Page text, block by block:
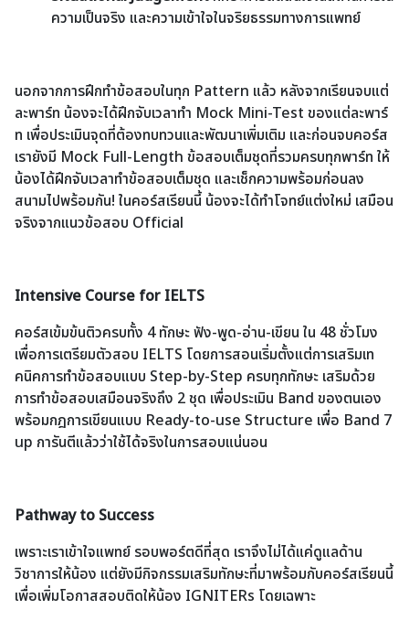
ความเป็นจริง และความเข้าใจในจริยธรรมทางการแพทย์
นอกจากการฝึกทำข้อสอบในทุก Pattern แล้ว หลังจากเรียนจบแต่
ละพาร์ท น้องจะได้ฝึกจับเวลาทำ Mock Mini-Test ของแต่ละพาร์
ท เพื่อประเมินจุดที่ต้องทบทวนและพัฒนาเพิ่มเติม และก่อนจบคอร์ส
เรายังมี Mock Full-Length ข้อสอบเต็มชุดที่รวมครบทุกพาร์ท ให้
น้องได้ฝึกจับเวลาทำข้อสอบเต็มชุด และเช็กความพร้อมก่อนลง
สนามไปพร้อมกัน! ในคอร์สเรียนนี้ น้องจะได้ทำโจทย์แต่งใหม่ เสมือน
จริงจากแนวข้อสอบ Official
Intensive Course for IELTS
คอร์สเข้มข้นติวครบทั้ง 4 ทักษะ ฟัง-พูด-อ่าน-เขียน ใน 48 ชั่วโมง
เพื่อการเตรียมตัวสอบ IELTS โดยการสอนเริ่มตั้งแต่การเสริมเท
คนิคการทําข้อสอบแบบ Step-by-Step ครบทุกทักษะ เสริมด้วย
การทําข้อสอบเสมือนจริงถึง 2 ชุด เพื่อประเมิน Band ของตนเอง
พร้อมกฎการเขียนแบบ Ready-to-use Structure เพื่อ Band 7
up การันตีแล้วว่าใช้ได้จริงในการสอบแน่นอน
Pathway to Success
เพราะเราเข้าใจแพทย์ รอบพอร์ตดีที่สุด เราจึงไม่ได้แค่ดูแลด้าน
วิชาการให้น้อง แต่ยังมีกิจกรรมเสริมทักษะที่มาพร้อมกับคอร์สเรียนนี้
เพื่อเพิ่มโอกาสสอบติดให้น้อง IGNITERs โดยเฉพาะ